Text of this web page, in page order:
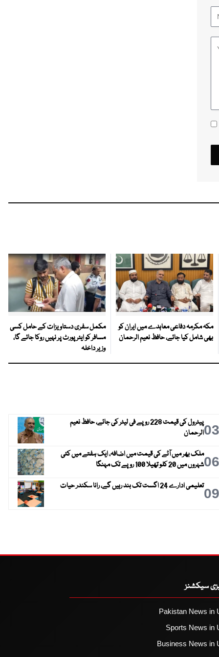
مکہ مکرمہ دفاعی معاہدے میں ایران کو
بھی شامل کیا جائے، حافظ نعیم الرحمان
مکمل سفری دستاویزات کے حامل کسی
مسافر کو ایئرپورٹ پر نہیں روکا جائے گا،
وزیر داخلہ
03
پیٹرول کی قیمت 228 روپے فی لیٹر کی جائے، حافظ نعیم
الرحمان
06ملک بھر میں آٹے کی قیمت میں اضافہ، ایک ہفتے میں کئی
شہروں میں 20 کلو تھیلا 100 روپے تک مہنگا
09تعلیمی ادارے 24 اگست تک بند رہیں گے، رانا سکندر حیات
سیکشنز
Pakistan News in
Sports News in
Business News in